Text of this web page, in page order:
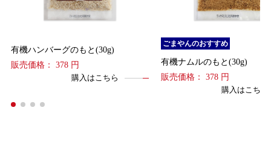
有機ハンバーグのもと(30g)
販売価格： 378 円
購入はこちら
ごまやんのおすすめ
有機ナムルのもと(30g)
販売価格： 378 円
購入はこちら